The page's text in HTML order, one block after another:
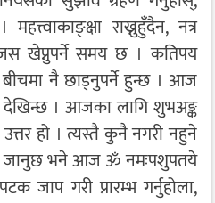
राख्नुहुँदैन, नत्र
खेप्नुपर्ने समय छ । कतिपय
नै छाड्नुपर्ने हुन्छ । आज
देखिन्छ । आजका लागि शुभअङ्क
हो । त्यस्तै कुनै नगरी नहुने
जानुछ भने आज ॐ नमःपशुपतये
जाप गरी प्रारम्भ गर्नुहोला,